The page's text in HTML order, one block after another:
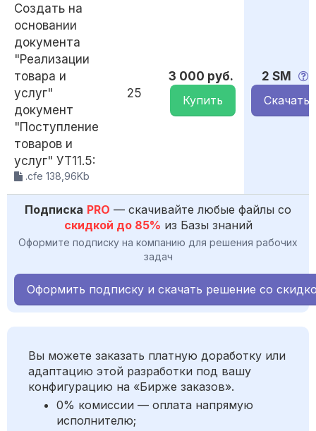
Создать на
основании
документа
"Реализации
товара и
услуг"
документ
"Поступление
товаров и
услуг" УТ11.5:
.cfe 138,96Kb
25
3 000 руб.
Купить
2 SM
Скачать
Подписка PRO — скачивайте любые файлы со
скидкой до 85% из Базы знаний
Оформите подписку на компанию для решения рабочих
задач
Оформить подписку и скачать решение со
Вы можете заказать платную доработку или
адаптацию этой разработки под вашу
конфигурацию на «Бирже заказов».
0% комиссии — оплата напрямую
исполнителю;